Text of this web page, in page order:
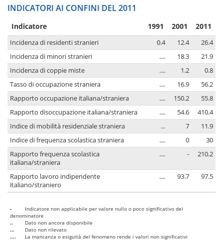
INDICATORI AI CONFINI DEL 2011
Indicatore 1991 2001 2011
Incidenza di residenti stranieri 0.4 12.4
26.4
Incidenza di minori stranieri
.... 18.3
21.9
Incidenza di coppie miste
.... 1.2
0.8
Tasso di occupazione straniera
.... 16.9
56.2
Rapporto occupazione italiana/straniera
.... 150.2
55.8
Rapporto disoccupazione italiana/straniera
.... 54.6
410.4
Indice di mobilità residenziale straniera
... 7
11.9
Indice di frequenza scolastica straniera
.... 0
30
Rapporto frequenza scolastica
italiana/straniera
.... - 210.2
Rapporto lavoro indipendente
italiano/straniero
.... 93.7 97.5
-
Indicatore non applicabile per valore nullo o poco significativo del
denominatore
..
Dato non ancora disponibile
...
Dato non rilevato
....
La mancanza o esiguità del fenomeno rende i valori non significativi